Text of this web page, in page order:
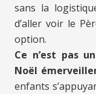
sans la
d’aller voir le
option.
Ce n’est pas
Noël
enfants